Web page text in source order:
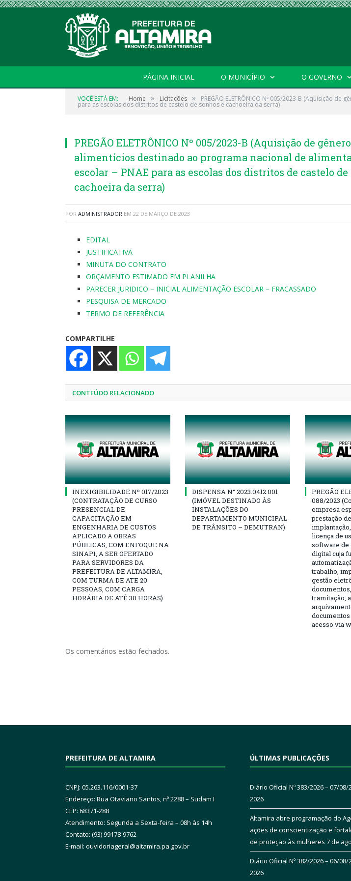
PÁGINA INICIAL O MUNICÍPIO O GOVERNO
VOCÊ ESTÁ EM: Home » Licitações » PREGÃO ELETRÔNICO Nº 005/2023-B (Aquisição
para as escolas dos distritos de castelo de sonhos e cachoeira da serra)
PREGÃO ELETRÔNICO Nº 005/2023-B (Aquisição de
alimentícios destinado ao programa nacional de
escolar – PNAE para as escolas dos distritos de castelo de
cachoeira da serra)
POR ADMINISTRADOR EM 22 DE MARÇO DE 2023
EDITAL
JUSTIFICATIVA
MINUTA DO CONTRATO
ORÇAMENTO ESTIMADO EM PLANILHA
PARECER JURIDICO – INICIAL ALIMENTAÇÃO ESCOLAR – FRACASSADO
PESQUISA DE MERCADO
TERMO DE REFERÊNCIA
COMPARTILHE
CONTEÚDO RELACIONADO
INEXIGIBILIDADE Nº 017/2023
(CONTRATAÇÃO DE CURSO
PRESENCIAL DE
CAPACITAÇÃO EM
ENGENHARIA DE CUSTOS
APLICADO A OBRAS
PÚBLICAS, COM ENFOQUE NA
SINAPI, A SER OFERTADO
PARA SERVIDORES DA
PREFEITURA DE ALTAMIRA,
COM TURMA DE ATE 20
PESSOAS, COM CARGA
HORÁRIA DE ATÉ 30 HORAS)
DISPENSA N° 2023.0412.001
(IMÓVEL DESTINADO ÀS
INSTALAÇÕES DO
DEPARTAMENTO MUNICIPAL
DE TRÂNSITO – DEMUTRAN)
PREGÃO
088/2023
empresa
prestação
licença de
software de
digital cuja
trabalho,
gestão
tramitação,
acesso via
Os comentários estão fechados.
PREFEITURA DE ALTAMIRA
CNPJ: 05.263.116/0001-37
Endereço: Rua Otaviano Santos, nº 2288 – Sudam I
CEP: 68371-288
Atendimento: Segunda a Sexta-feira – 08h às 14h
Contato: (93) 99178-9762
E-mail: ouvidoriageral@altamira.pa.gov.br
ÚLTIMAS PUBLICAÇÕES
Diário Oficial Nº 383/2026 – 07/08/
2026
Altamira abre programação do
ações de conscientização e
de proteção às mulheres 7 de
Diário Oficial Nº 382/2026 – 06/08/
2026